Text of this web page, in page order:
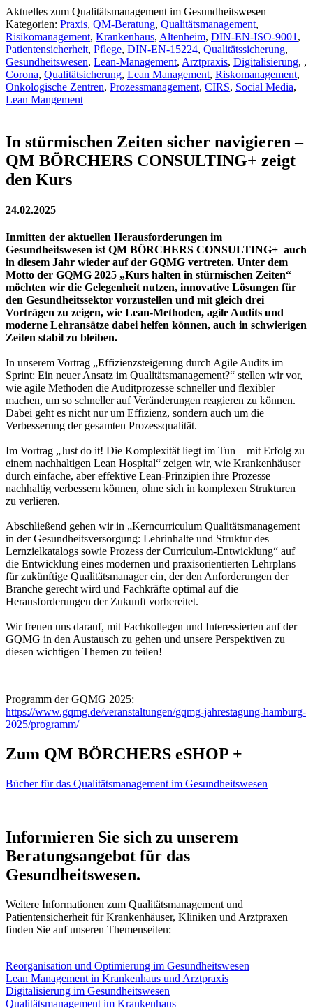
Aktuelles zum Qualitätsmanagement im Gesundheitswesen
Kategorien: Praxis, QM-Beratung, Qualitätsmanagement,
Risikomanagement, Krankenhaus, Altenheim, DIN-EN-ISO-9001 ,
Patientensicherheit, Pflege, DIN-EN-15224, Qualitätssicherung,
Gesundheitswesen, Lean-Management, Arztpraxis, Digitalisierung, ,
Corona, Qualitätsicherung, Lean Management, Riskomanagement,
Onkologische Zentren, Prozessmanagement, CIRS, Social Media,
Lean Mangement
In stürmischen Zeiten sicher navigieren –
QM BÖRCHERS CONSULTING+ zeigt
den Kurs
24.02.2025
Inmitten der aktuellen Herausforderungen im
Gesundheitswesen ist QM BÖRCHERS CONSULTING+ auch
in diesem Jahr wieder auf der GQMG vertreten. Unter dem
Motto der GQMG 2025 „Kurs halten in stürmischen Zeiten“
möchten wir die Gelegenheit nutzen, innovative Lösungen für
den Gesundheitssektor vorzustellen und mit gleich drei
Vorträgen zu zeigen, wie Lean-Methoden, agile Audits und
moderne Lehransätze dabei helfen können, auch in schwierigen
Zeiten stabil zu bleiben.
In unserem Vortrag „Effizienzsteigerung durch Agile Audits im
Sprint: Ein neuer Ansatz im Qualitätsmanagement?“ stellen wir vor,
wie agile Methoden die Auditprozesse schneller und flexibler
machen, um so schneller auf Veränderungen reagieren zu können.
Dabei geht es nicht nur um Effizienz, sondern auch um die
Verbesserung der gesamten Prozessqualität.
Im Vortrag „Just do it! Die Komplexität liegt im Tun – mit Erfolg zu
einem nachhaltigen Lean Hospital“ zeigen wir, wie Krankenhäuser
durch einfache, aber effektive Lean-Prinzipien ihre Prozesse
nachhaltig verbessern können, ohne sich in komplexen Strukturen
zu verlieren.
Abschließend gehen wir in „Kerncurriculum Qualitätsmanagement
in der Gesundheitsversorgung: Lehrinhalte und Struktur des
Lernzielkatalogs sowie Prozess der Curriculum-Entwicklung“ auf
die Entwicklung eines modernen und praxisorientierten Lehrplans
für zukünftige Qualitätsmanager ein, der den Anforderungen der
Branche gerecht wird und Fachkräfte optimal auf die
Herausforderungen der Zukunft vorbereitet.
Wir freuen uns darauf, mit Fachkollegen und Interessierten auf der
GQMG in den Austausch zu gehen und unsere Perspektiven zu
diesen wichtigen Themen zu teilen!
Programm der GQMG 2025:
https://www.gqmg.de/veranstaltungen/gqmg-jahrestagung-hamburg-
2025/programm/
Zum QM BÖRCHERS eSHOP +
Bücher für das Qualitätsmanagement im Gesundheitswesen
Informieren Sie sich zu unserem
Beratungsangebot für das
Gesundheitswesen.
Weitere Informationen zum Qualitätsmanagement und
Patientensicherheit für Krankenhäuser, Kliniken und Arztpraxen
finden Sie auf unseren Themenseiten:
Reorganisation und Optimierung im Gesundheitswesen
Lean Management in Krankenhaus und Arztpraxis
Digitalisierung im Gesundheitswesen
Qualitätsmanagement im Krankenhaus